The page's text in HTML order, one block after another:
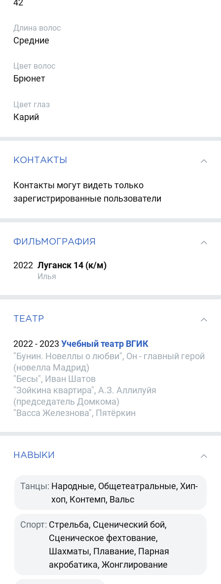
42
Длина волос
Средние
Цвет волос
Брюнет
Цвет глаз
Карий
КОНТАКТЫ
Контакты могут видеть только
зарегистрированные пользователи
ФИЛЬМОГРАФИЯ
2022 Луганск 14 (к/м)
Илья
ТЕАТР
2022 - 2023Учебный театр ВГИК
"Бунин. Новеллы о любви", Он - главный герой
(новелла Мадрид)
"Бесы", Иван Шатов
"Зойкина квартира", А.З. Аллилуйя
(председатель Домкома)
"Васса Железнова", Пятёркин
НАВЫКИ
Танцы: Народные, Общетеатральные, Хип-
хоп, Контемп, Вальс
Спорт: Стрельба, Сценический бой,
Сценическое фехтование,
Шахматы, Плавание, Парная
акробатика, Жонглирование